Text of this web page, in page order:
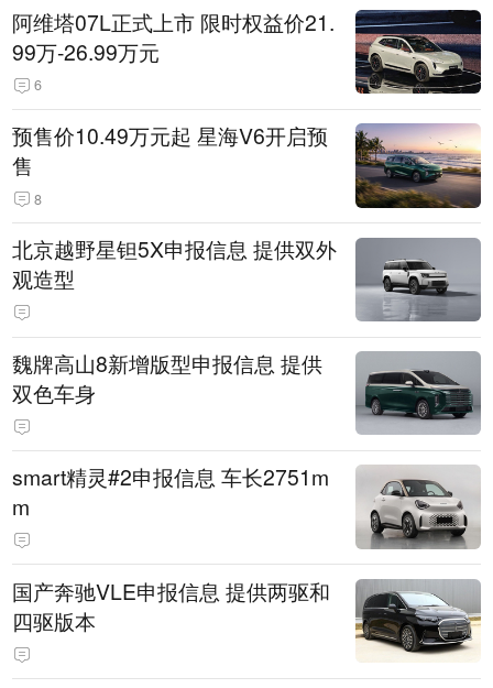
阿维塔07L正式上市 限时权益价21.
99万-26.99万元
6
预售价10.49万元起 星海V6开启预
售
8
北京越野星钽5X申报信息 提供双外
观造型
魏牌高山8新增版型申报信息 提供
双色车身
smart精灵#2申报信息 车长2751m
m
国产奔驰VLE申报信息 提供两驱和
四驱版本